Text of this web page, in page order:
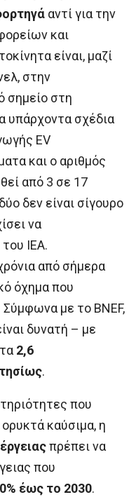
αντί για την
και
είναι, μαζί
στην
σημείο στη
υπάρχοντα σχέδια
EV
και ο αριθμός
από 3 σε 17
δεν είναι σίγουρο
να
IEA.
από σήμερα
όχημα που
Σύμφωνα με το BNEF,
δυνατή – με
2,6
.
που
καύσιμα, η
πρέπει να
που
έως το 2030.